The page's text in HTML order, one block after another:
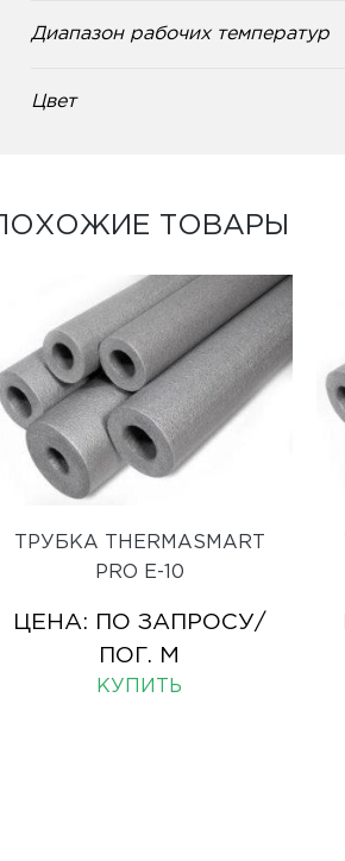
Диапазон рабочих температур
Цвет
ПОХОЖИЕ ТОВАРЫ
ТРУБКА THERMASMART
PRO Е-10
ЦЕНА: ПО ЗАПРОСУ/
ПОГ. М
КУПИТЬ